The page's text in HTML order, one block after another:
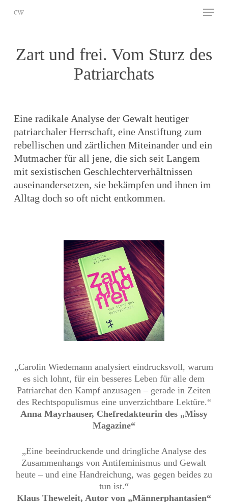
Menu
Zart und frei. Vom Sturz des
Patriarchats
Eine radikale Analyse der Gewalt heutiger
patriarchaler Herrschaft, eine Anstiftung zum
rebellischen und zärtlichen Miteinander und ein
Mutmacher für all jene, die sich seit Langem
mit sexistischen Geschlechterverhältnissen
auseinandersetzen, sie bekämpfen und ihnen im
Alltag doch so oft nicht entkommen.
„Carolin Wiedemann analysiert eindrucksvoll, warum
es sich lohnt, für ein besseres Leben für alle dem
Patriarchat den Kampf anzusagen – gerade in Zeiten
des Rechtspopulismus eine unverzichtbare Lektüre.“
Anna Mayrhauser, Chefredakteurin des „Missy
Magazine“
„Eine beeindruckende und dringliche Analyse des
Zusammenhangs von Antifeminismus und Gewalt
heute – und eine Handreichung, was gegen beides zu
tun ist.“
Klaus Theweleit, Autor von „Männerphantasien“